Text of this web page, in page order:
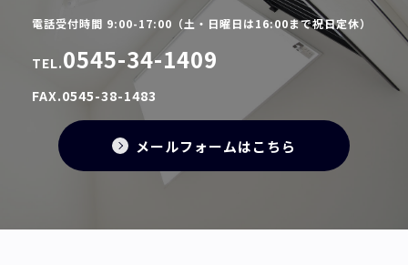
電話受付時間 9:00-17:00（土・日曜日は16:00まで祝日定休）
TEL.0545-34-1409
FAX.0545-38-1483
メールフォームはこちら